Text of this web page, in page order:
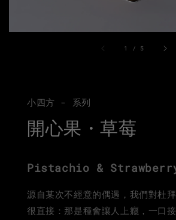
1 / 5
小四方 - 系列
開心果・草莓
Pistachio &
源自某次不經意的偶遇，我們對杜
很直接：那是種會讓人上癮，一口